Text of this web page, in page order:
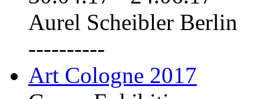
Aurel Scheibler Berlin
----------
Art Cologne 2017